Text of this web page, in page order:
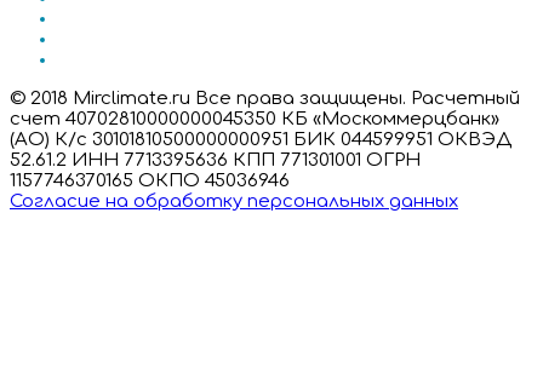
© 2018 Mirclimate.ru Все права защищены. Расчетный
счет 40702810000000045350 КБ «Москоммерцбанк»
(АО) К/с 30101810500000000951 БИК 044599951 ОКВЭД
52.61.2 ИНН 7713395636 КПП 771301001 ОГРН
1157746370165 ОКПО 45036946
Согласие на обработку персональных данных